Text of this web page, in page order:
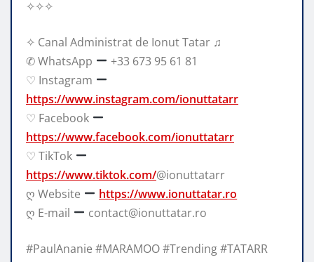
✧✧✧
✧ Canal Administrat de Ionut Tatar ♫
✆ WhatsApp
+33 673 95 61 81
♡ Instagram
https://www.instagram.com/ionuttatarr
♡ Facebook
https://www.facebook.com/ionuttatarr
♡ TikTok
https://www.tiktok.com/@ionuttatarr
ღ Website
https://www.ionuttatar.ro
ღ E-mail
contact@ionuttatar.ro
#PaulAnanie #MARAMOO #Trending #TATARR